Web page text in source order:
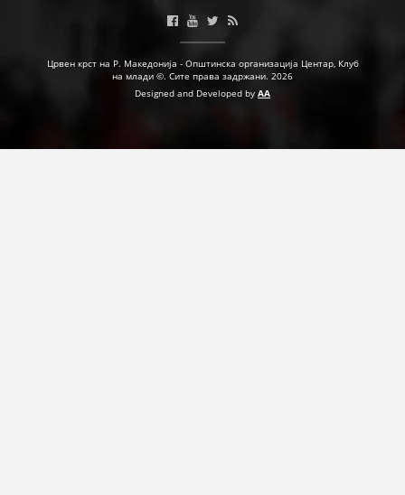
ПРИРАЧНИЦИ
СТРАТЕГИИ
ЕДУКАТИВНО ИНФОРМАТИВНИ МАТЕРИЈАЛИ
Црвен крст на Р. Македонија - Општинска организација Центар, Клуб
на млади ©. Сите права задржани. 2026
Designed and Developed by AA